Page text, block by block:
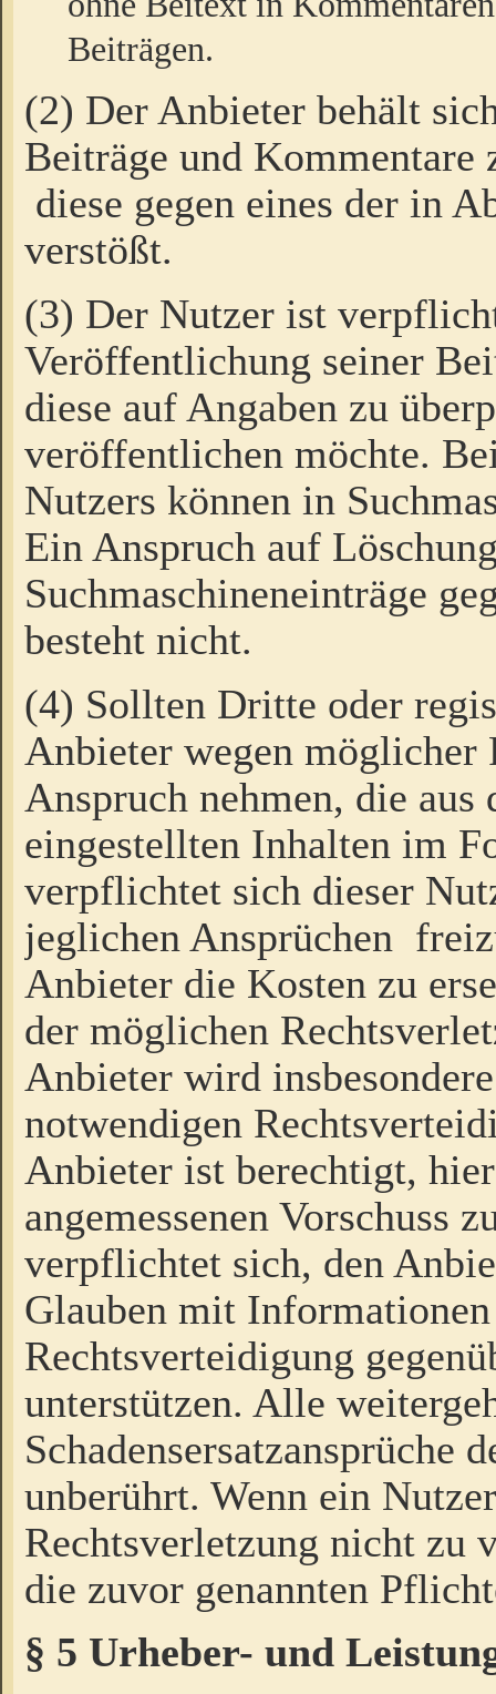
Beiträgen.
(2) Der Anbieter behält
Beiträge und Kommentare
diese gegen eines der in
verstößt.
(3) Der Nutzer ist
Veröffentlichung seiner
diese auf Angaben zu
veröffentlichen möchte.
Nutzers können in
Ein Anspruch auf
Suchmaschineneinträge
besteht nicht.
(4) Sollten Dritte oder
Anbieter wegen möglicher
Anspruch nehmen, die
eingestellten Inhalten im
verpflichtet sich dieser
jeglichen Ansprüchen
Anbieter die Kosten zu
der möglichen
Anbieter wird
notwendigen
Anbieter ist berechtigt,
angemessenen Vorschuss
verpflichtet sich, den
Glauben mit
Rechtsverteidigung
unterstützen. Alle
Schadensersatzansprüche
unberührt. Wenn ein
Rechtsverletzung nicht zu
die zuvor genannten
§ 5 Urheber- und